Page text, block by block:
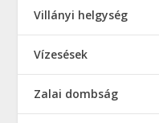
Villányi helgység
Vízesések
Zalai dombság